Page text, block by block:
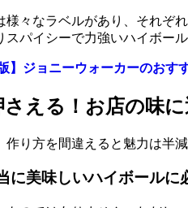
様々なラベルがあり、それぞ
スパイシーで力強いハイボー
版】ジョニーウォーカーのお
える！お店の味
り方を間違えると魅力は半
に美味しいハイボールに